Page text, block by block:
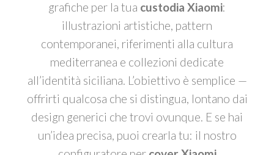
grafiche per la tua custodia Xiaomi:
illustrazioni artistiche, pattern
contemporanei, riferimenti alla cultura
mediterranea e collezioni dedicate
all’identità siciliana. L’obiettivo è semplice —
offrirti qualcosa che si distingua, lontano dai
design generici che trovi ovunque. E se hai
un’idea precisa, puoi crearla tu: il nostro